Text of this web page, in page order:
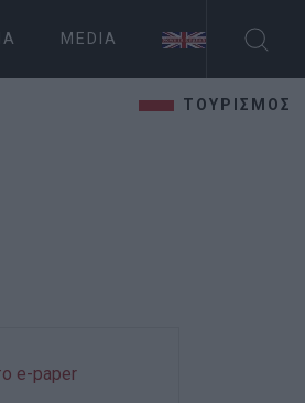
MEDIA
ΤΟΥΡΙΣΜΟΣ
e-paper